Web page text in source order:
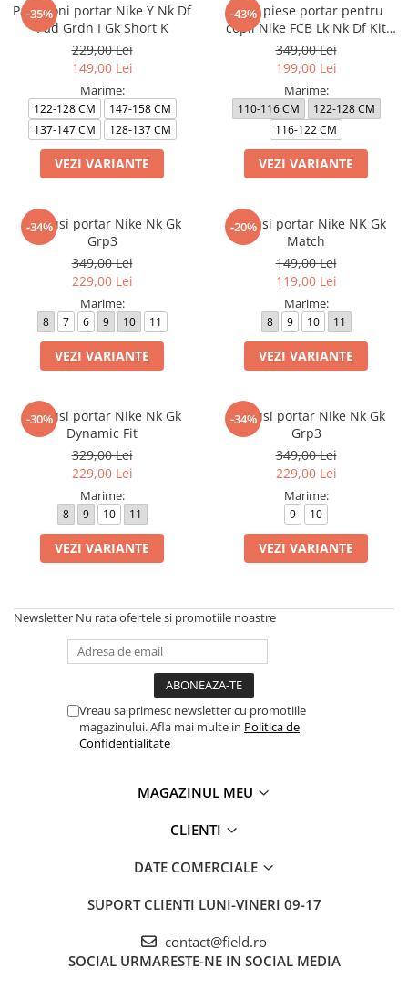
-35%
Pantaloni portar Nike Y Nk Df
Pad Grdn I Gk Short K
229,00 Lei
149,00 Lei
Marime:
122-128 CM
147-158 CM
137-147 CM
128-137 CM
VEZI VARIANTE
-43%
Set 3 piese portar pentru
copii Nike FCB Lk Nk Df Kit
Stad Gk
349,00 Lei
199,00 Lei
Marime:
110-116 CM
122-128 CM
116-122 CM
VEZI VARIANTE
-34%
Manusi portar Nike Nk Gk
Grp3
349,00 Lei
229,00 Lei
Marime:
8 7 6 9 10 11
VEZI VARIANTE
-20%
Manusi portar Nike NK Gk
Match
149,00 Lei
119,00 Lei
Marime:
8 9 10 11
VEZI VARIANTE
-30%
Manusi portar Nike Nk Gk
Dynamic Fit
329,00 Lei
229,00 Lei
Marime:
8 9 10 11
VEZI VARIANTE
-34%
Manusi portar Nike Nk Gk
Grp3
349,00 Lei
229,00 Lei
Marime:
9 10
VEZI VARIANTE
Newsletter Nu rata ofertele si promotiile noastre
Vreau sa primesc newsletter cu promotiile
magazinului. Afla mai multe in Politica de
Confidentialitate
MAGAZINUL MEU
CLIENTI
DATE COMERCIALE
SUPORT CLIENTI LUNI-VINERI 09-17
contact@field.ro
SOCIAL URMARESTE-NE IN SOCIAL MEDIA